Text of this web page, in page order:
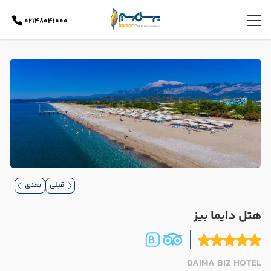
02148041000
قبلی بعدی
هتل دایما بیز
DAIMA BIZ HOTEL